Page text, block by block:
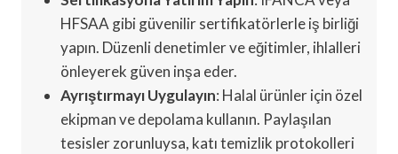
HFSAA gibi güvenilir sertifikatörlerle iş birliği
yapın. Düzenli denetimler ve eğitimler, ihlalleri
önleyerek güven inşa eder.
Ayrıştırmayı Uygulayın: Halal ürünler için özel
ekipman ve depolama kullanın. Paylaşılan
tesisler zorunluysa, katı temizlik protokolleri